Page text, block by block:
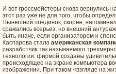
И вот гроссмейстеры снова вернулись
этот раз уже не для того, чтобы
Нынешний поединок, скорее,
сражались всерьез, но внешний
быть иначе, если организатором и
Каспарова стала американская
разработчик так называемого
технологии: фирмой созданы
происходящее на экране компьютера
изображении. При таком <взгляде на